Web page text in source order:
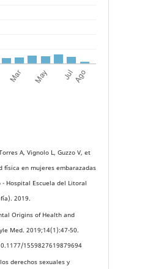
A, Vignolo L, Guzzo V, et
física en mujeres embarazadas
Hospital Escuela del Litoral
2019.
Origins of Health and
Med. 2019;14(1):47-50.
1559827619879694
derechos sexuales y